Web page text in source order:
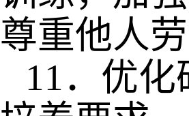
尊重他人
11．优